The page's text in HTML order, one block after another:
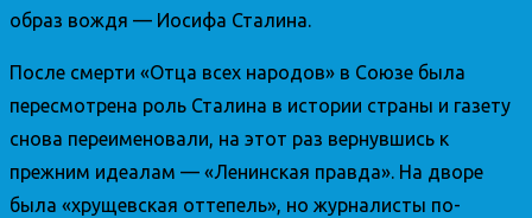
образ вождя — Иосифа Сталина.
После смерти «Отца всех народов» в Союзе была
пересмотрена роль Сталина в истории страны и газету
снова переименовали, на этот раз вернувшись к
прежним идеалам — «Ленинская правда». На дворе
была «хрущевская оттепель», но журналисты по-